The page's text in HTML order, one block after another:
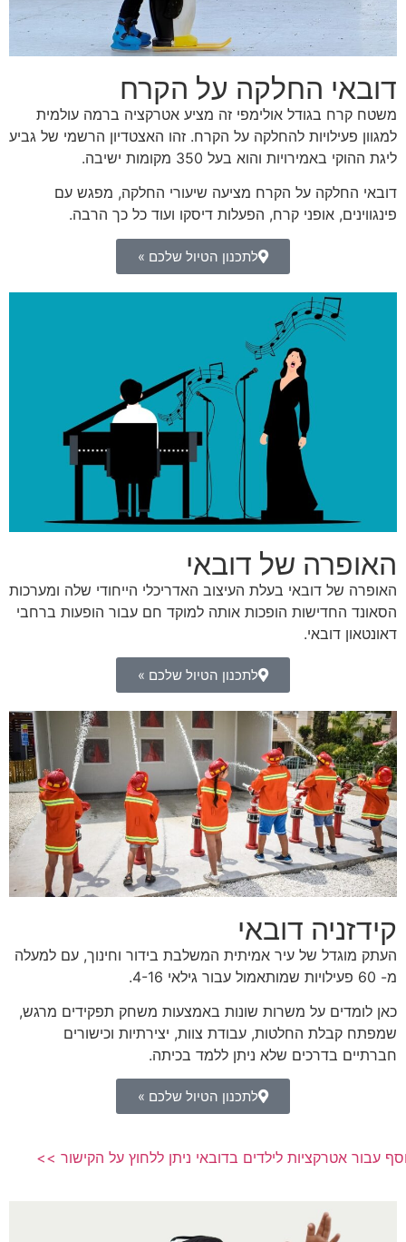
דובאי החלקה על הקרח
משטח קרח בגודל אולימפי זה מציע אטרקציה ברמה עולמית
למגוון פעילויות להחלקה על הקרח. זהו האצטדיון הרשמי של גביע
ליגת ההוקי באמירויות והוא בעל 350 מקומות ישיבה.
דובאי החלקה על הקרח מציעה שיעורי החלקה, מפגש עם
פינגווינים, אופני קרח, הפעלות דיסקו ועוד כל כך הרבה.
לתכנון הטיול שלכם »
האופרה של דובאי
האופרה של דובאי בעלת העיצוב האדריכלי הייחודי שלה ומערכות
הסאונד החדישות הופכות אותה למוקד חם עבור הופעות ברחבי
דאונטאון דובאי.
לתכנון הטיול שלכם »
קידזניה דובאי
העתק מוגדל של עיר אמיתית המשלבת בידור וחינוך, עם למעלה
מ- 60 פעילויות שמותאמול עבור גילאי 4-16.
כאן לומדים על משרות שונות באמצעות משחק תפקידים מרגש,
שמפתח קבלת החלטות, עבודת צוות, יצירתיות וכישורים
חברתיים בדרכים שלא ניתן ללמד בכיתה.
לתכנון הטיול שלכם »
נוסף עבור אטרקציות לילדים בדובאי ניתן ללחוץ על הקישור